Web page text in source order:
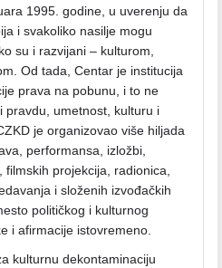
1995. godine, u uverenju da
i svakoliko nasilje mogu
su i razvijani – kulturom,
Od tada, Centar je institucija
prava na pobunu, i to ne
pravdu, umetnost, kulturu i
je organizovao više hiljada
performansa, izložbi,
filmskih projekcija, radionica,
i složenih izvođačkih
političkog i kulturnog
i afirmacije istovremeno.
kulturnu dekontaminaciju